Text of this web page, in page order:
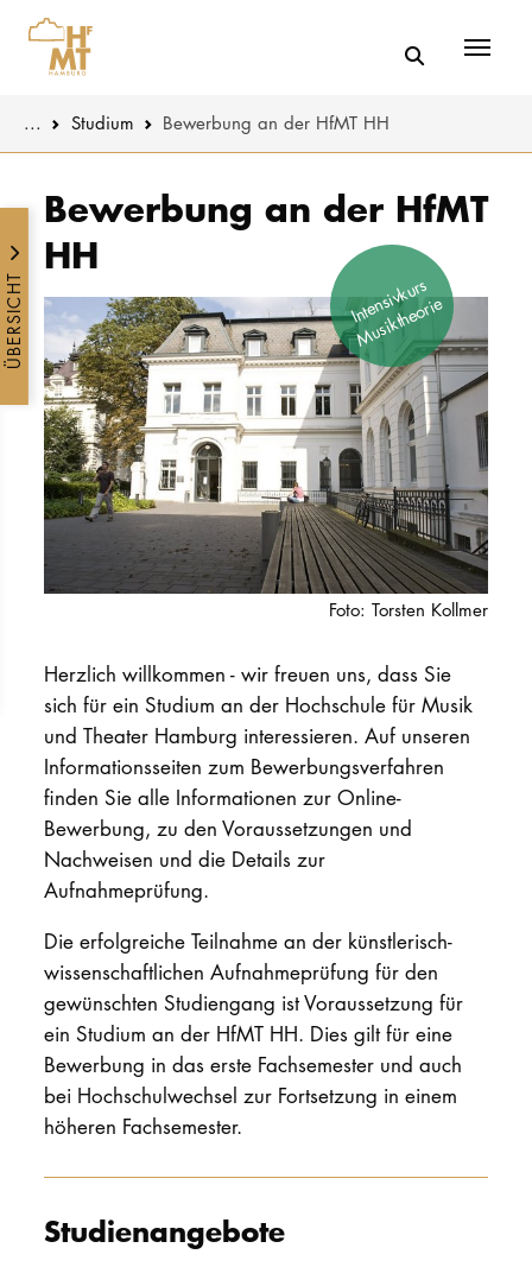
You are here:
... Studium Bewerbung an der HfMT HH
Bewerbung an der HfMT
HH
Foto: Torsten Kollmer
Intensivkurs
Musiktheorie
Herzlich willkommen - wir freuen uns, dass Sie
sich für ein Studium an der Hochschule für Musik
und Theater Hamburg interessieren. Auf unseren
Informationsseiten zum Bewerbungsverfahren
finden Sie alle Informationen zur Online-
Bewerbung, zu den Voraussetzungen und
Nachweisen und die Details zur
Aufnahmeprüfung.
Die erfolgreiche Teilnahme an der künstlerisch-
wissenschaftlichen Aufnahmeprüfung für den
gewünschten Studiengang ist Voraussetzung für
ein Studium an der HfMT HH. Dies gilt für eine
Bewerbung in das erste Fachsemester und auch
bei Hochschulwechsel zur Fortsetzung in einem
höheren Fachsemester.
Studienangebote
ÜBERSICHT
MUSIK
KULTUR-
STUDIUM
myCampus
Online-
Service